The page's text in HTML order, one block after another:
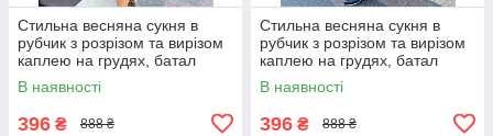
Стильна весняна сукня в
рубчик з розрізом та вирізом
каплею на грудях, батал
великі розміри
В наявності
396 ₴ 888 ₴
Стильна весняна сукня в
рубчик з розрізом та вирізом
каплею на грудях, батал
великі розміри
В наявності
396 ₴ 888 ₴